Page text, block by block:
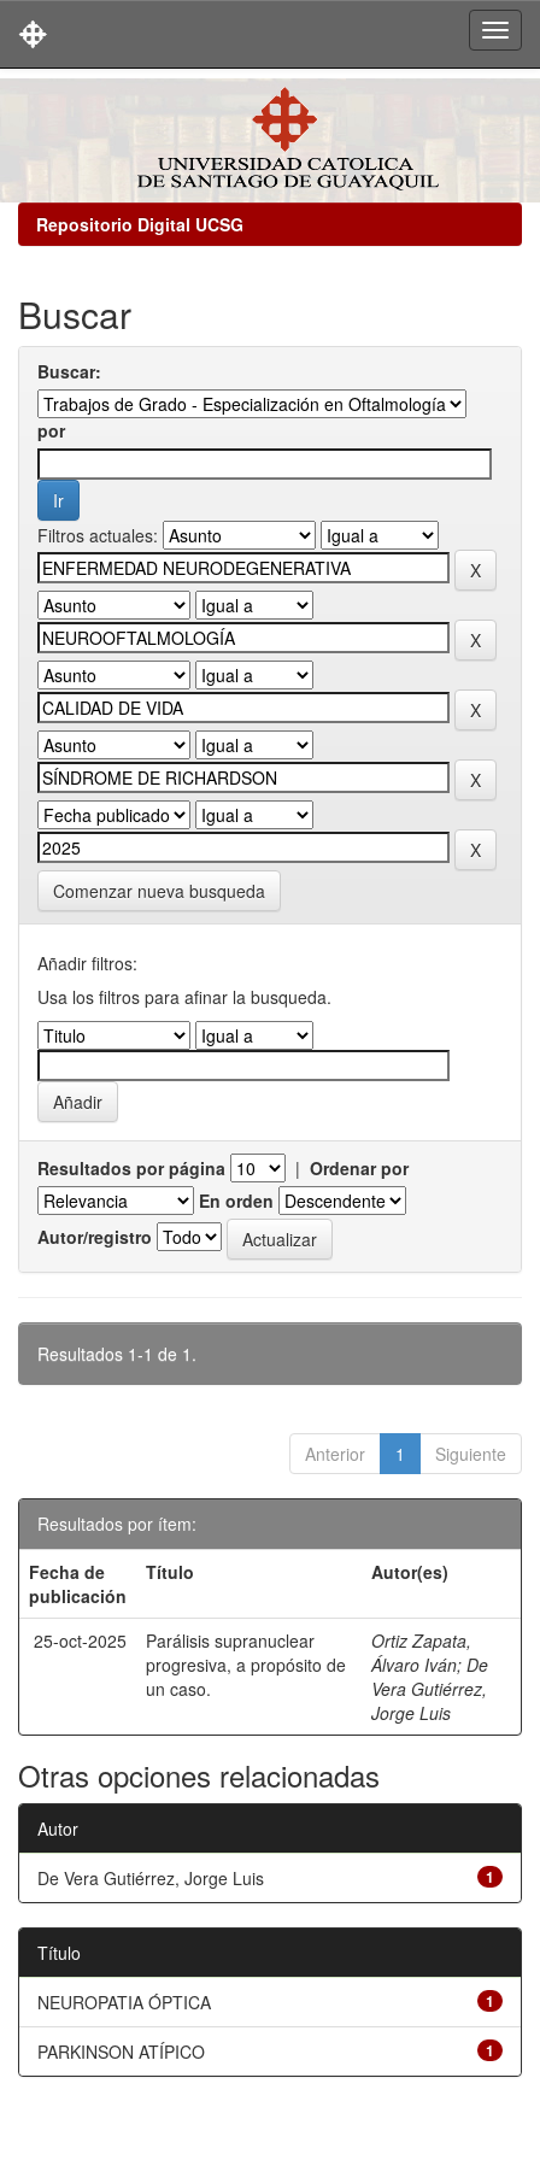
Repositorio Digital UCSG
Buscar
Buscar:
por
Filtros actuales:
Comenzar nueva busqueda
Añadir filtros:
Usa los filtros para afinar la busqueda.
Resultados por página | Ordenar por
En orden
Autor/registro
Resultados 1-1 de 1.
Anterior 1 Siguiente
Resultados por ítem:
Fecha de
publicación
Título Autor(es)
25-oct-2025
Parálisis supranuclear
progresiva, a propósito de
un caso.
Ortiz Zapata,
Álvaro Iván; De
Vera Gutiérrez,
Jorge Luis
Otras opciones relacionadas
Autor
1
De Vera Gutiérrez, Jorge Luis
Título
1
NEUROPATIA ÓPTICA
1
PARKINSON ATÍPICO